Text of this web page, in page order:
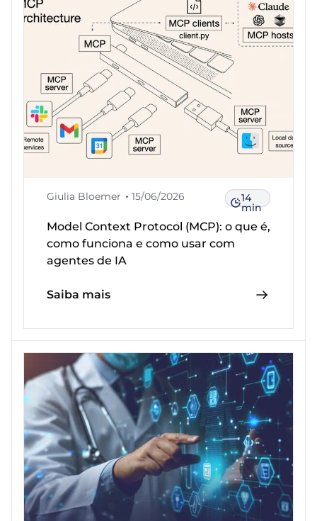
Giulia Bloemer 15/06/2026 14
min
Model Context Protocol (MCP): o que é,
como funciona e como usar com
agentes de IA
Saiba mais